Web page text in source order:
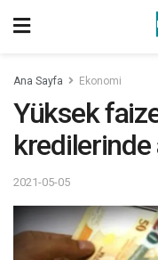
Ana Sayfa Ekonomi
Yüksek
kredilerinde
2021-05-05